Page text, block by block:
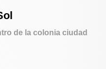
de la colonia ciudad